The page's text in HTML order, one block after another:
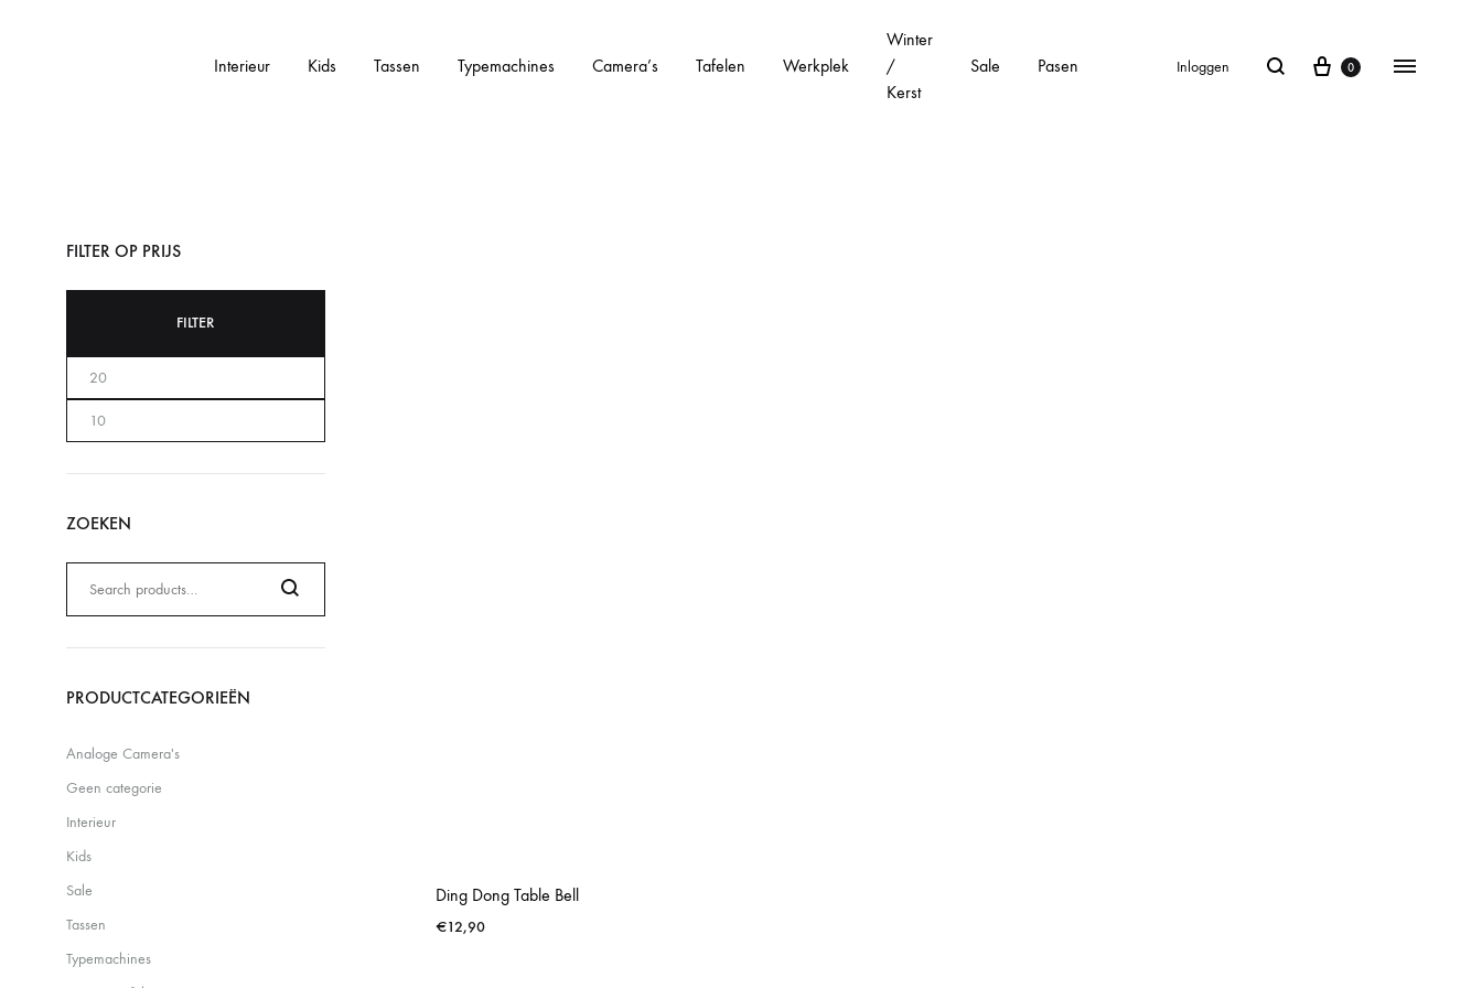
Interieur Kids Tassen Typemachines Camera’s Tafelen Werkplek
Winter
/
Kerst
Sale Pasen Inloggen 0
Ding Dong Table Bell
€12,90
FILTER OP PRIJS
FILTER
ZOEKEN
naar:
Search
PRODUCTCATEGORIEËN
Analoge Camera's
Geen categorie
Interieur
Kids
Sale
Tassen
Typemachines